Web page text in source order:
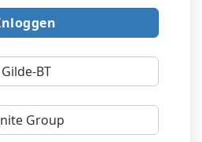
Gilde-BT
Group